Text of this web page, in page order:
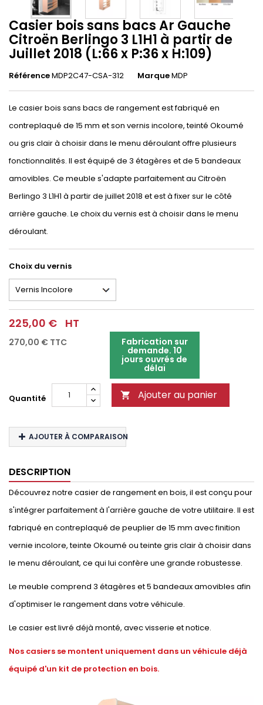
Casier bois sans bacs Ar Gauche
Citroën Berlingo 3 L1H1 à partir de
Juillet 2018 (L:66 x P:36 x H:109)
RéférenceMDP2C47-CSA-312 MarqueMDP
Le casier bois sans bacs de rangement est fabriqué en
contreplaqué de 15 mm et son vernis incolore, teinté Okoumé
ou gris clair à choisir dans le menu déroulant offre plusieurs
fonctionnalités. Il est équipé de 3 étagères et de 5 bandeaux
amovibles. Ce meuble s'adapte parfaitement au Citroën
Berlingo 3 L1H1 à partir de juillet 2018 et est à fixer sur le côté
arrière gauche. Le choix du vernis est à choisir dans le menu
déroulant.
Choix du vernis
225,00 € HT
270,00 € TTC Fabrication sur
demande. 10
jours ouvrés de
délai
Quantité  Ajouter au panier
AJOUTER À COMPARAISON
DESCRIPTION
Découvrez notre casier de rangement en bois, il est conçu pour
s'intégrer parfaitement à l'arrière gauche de votre utilitaire. Il est
fabriqué en contreplaqué de peuplier de 15 mm avec finition
vernie incolore, teinte Okoumé ou teinte gris clair à choisir dans
le menu déroulant, ce qui lui confère une grande robustesse.
Le meuble comprend 3 étagères et 5 bandeaux amovibles afin
d'optimiser le rangement dans votre véhicule.
Le casier est livré déjà monté, avec visserie et notice.
Nos casiers se montent uniquement dans un véhicule déjà
équipé d'un kit de protection en bois.